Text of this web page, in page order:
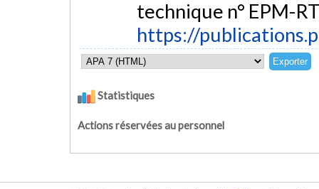
technique n° EPM-
https://
Statistiques
Actions réservées au personnel